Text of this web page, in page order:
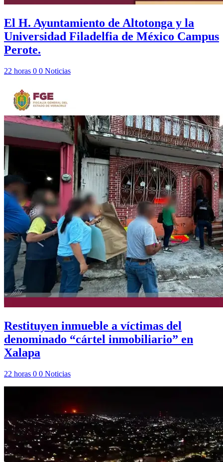
El H. Ayuntamiento de Altotonga y la
Universidad Filadelfia de México Campus
Perote.
22 horas 0 0 Noticias
Restituyen inmueble a víctimas del
denominado “cártel inmobiliario” en
Xalapa
22 horas 0 0 Noticias